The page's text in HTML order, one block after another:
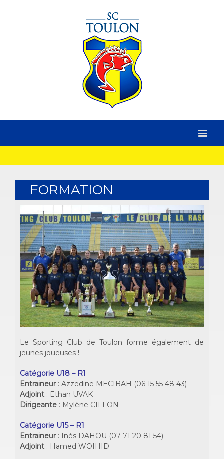
FORMATION
Le Sporting Club de Toulon forme également de
jeunes joueuses !
Catégorie U18 – R1
Entraineur : Azzedine MECIBAH (06 15 55 48 43)
Adjoint : Ethan UVAK
Dirigeante : Mylène CILLON
Catégorie U15 – R1
Entraineur : Inès DAHOU (07 71 20 81 54)
Adjoint : Hamed WOIHID